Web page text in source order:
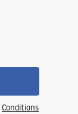
Conditions